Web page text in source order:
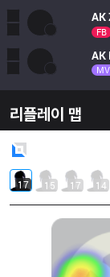
AK
FB
AK
리플레이 맵
17 15 17 14